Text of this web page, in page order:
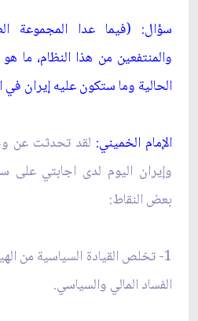
سؤال: (فيما عدا المجموعة
والمنتفعين من هذا النظام، ما
الحالية وما ستكون عليه إيران في
الإمام الخميني: لقد تحدثت عن
وإيران اليوم لدى اجابتي
بعض النقاط:
1- تخلص القيادة السياسية من
الفساد المالي والسياسي.